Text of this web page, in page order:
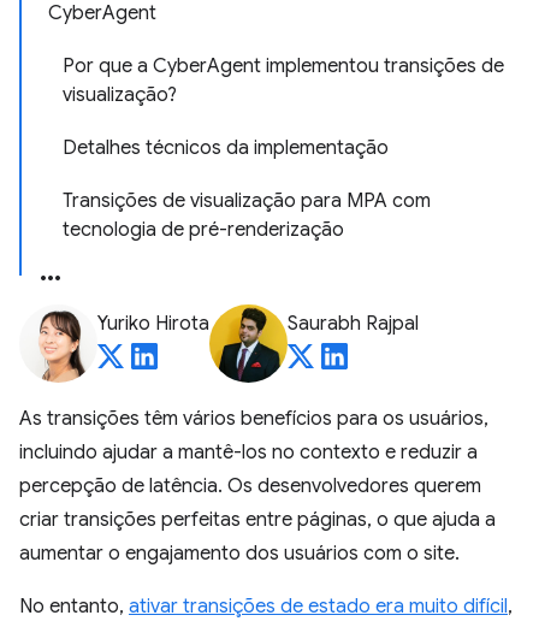
CyberAgent
Por que a CyberAgent implementou transições de
visualização?
Detalhes técnicos da implementação
Transições de visualização para MPA com
tecnologia de pré-renderização
Yuriko Hirota Saurabh Rajpal
As transições têm vários benefícios para os usuários,
incluindo ajudar a mantê-los no contexto e reduzir a
percepção de latência. Os desenvolvedores querem
criar transições perfeitas entre páginas, o que ajuda a
aumentar o engajamento dos usuários com o site.
No entanto, ativar transições de estado era muito difícil,